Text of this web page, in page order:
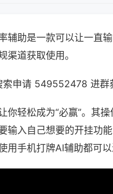
辅助是一款可以让一直
渠道获取使用。
索申请 549552478 进群
你轻松成为“必赢”。其
输入自己想要的开挂功
用手机打牌AI辅助都可以